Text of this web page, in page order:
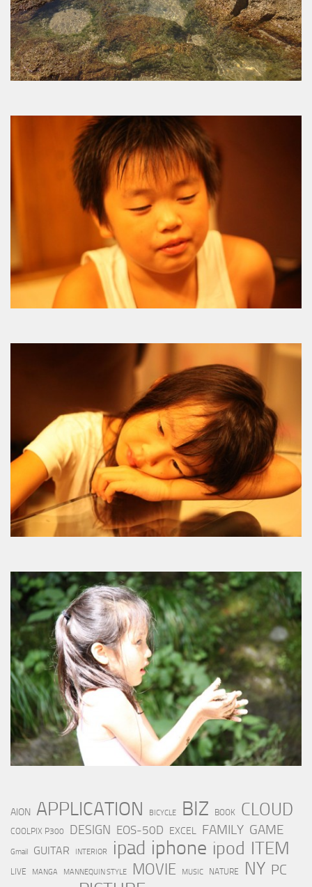
AION APPLICATION BICYCLE BIZ BOOK CLOUD
COOLPIX P300 DESIGN EOS-50D EXCEL FAMILY GAME
Gmail GUITAR INTERIOR ipad iphone ipod ITEM
LIVE MANGA MANNEQUIN STYLE MOVIE MUSIC NATURE NY PC